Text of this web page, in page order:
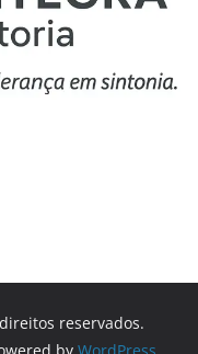
reservados.